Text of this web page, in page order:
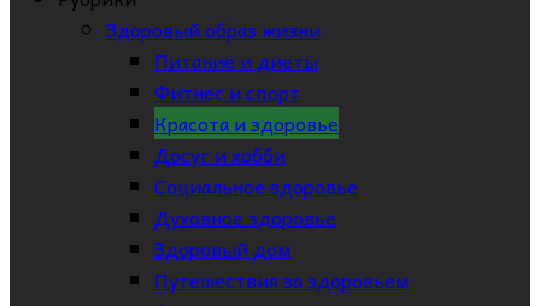
Здоровый образ жизни
Питание и диеты
Фитнес и спорт
Красота и здоровье
Досуг и хобби
Социальное здоровье
Духовное здоровье
Здоровый дом
Путешествия за здоровьем